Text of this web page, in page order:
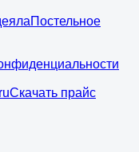
Постельное
Скачать прайс